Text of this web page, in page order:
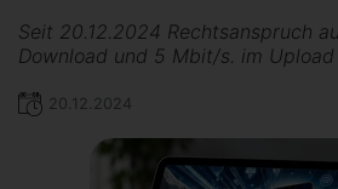
Seit 20.12.2024 Rechtsanspruch
Download und 5 Mbit/s. im Upload
20.12.2024